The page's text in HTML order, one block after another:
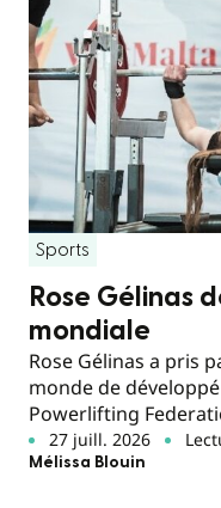
Sports
Rose Gélinas
mondiale
Rose Gélinas a pris
monde de
Powerlifting
27 juill. 2026
Mélissa Blouin